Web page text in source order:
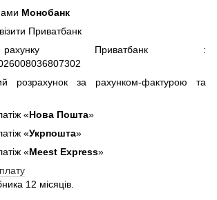
Монобанк
Приватбанк
Приватбанк :
розрахунок за рахунком-фактурою та
«Нова Пошта»
«Укрпошта»
«Meest Express»
12 місяців.